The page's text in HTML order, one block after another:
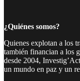
¿Quiénes somos?
Quienes explotan a los
también financian a los
desde 2004,
un mundo en paz y un